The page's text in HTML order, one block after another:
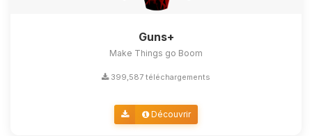
Guns+
Make Things go Boom
399,587 téléchargements
Découvrir